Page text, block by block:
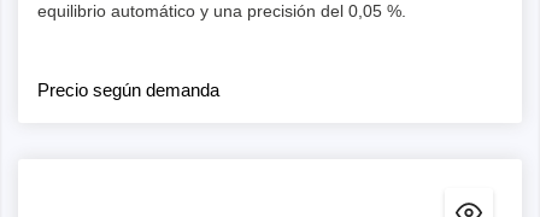
equilibrio automático y una precisión del 0,05 %.
Precio según demanda